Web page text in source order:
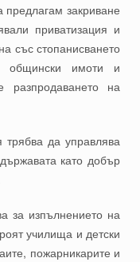
закриване
приватизация и
със стопанисването
общински имоти и
на
трябва да управлява
като добър
за изпълнението на
училища и детски
пожарникарите и